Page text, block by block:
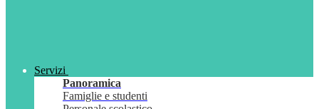
Servizi
Panoramica
Famiglie e studenti